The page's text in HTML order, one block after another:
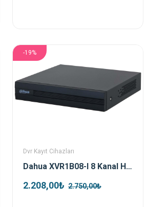
-19%
Dvr Kayıt Cihazları
Dahua XVR1B08-I 8 Kanal HDCVI XVR Kayıt Cihazı
2.208,00₺ 2.750,00₺